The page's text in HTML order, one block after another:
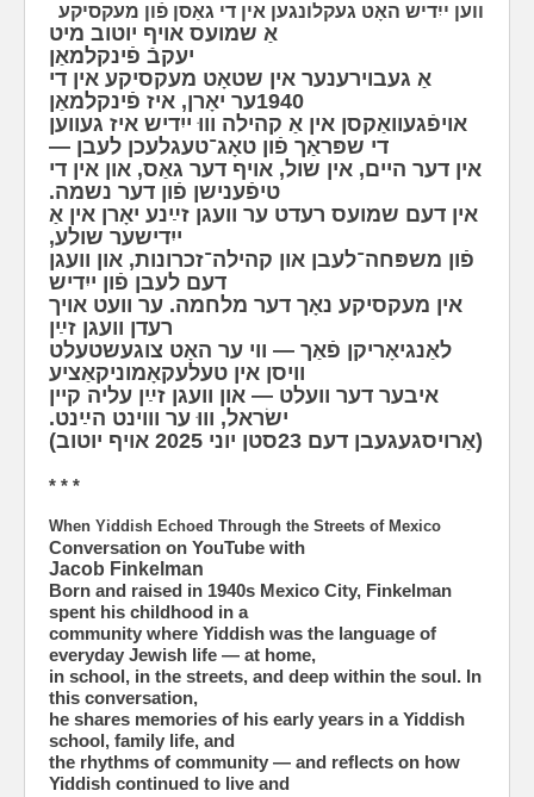
ווען ייִדיש האָט געקלונגען אין די גאַסן פֿון מעקסיקע
אַ שמועס אויף יוטוב מיט
יעקבֿ פֿינקלמאַן
אַ גע‫בוירענער אין שטאָט מעקסיקע אין די
1940ער יאָרן, איז פֿינקלמאַן
אויפֿגעוואַקסן אין אַ קהילה וווּ ייִדיש איז געווען
די שפּראַך פֿון טאָג־טעגלעכן לעבן —
אין דער היים, אין שול, אויף דער גאַס, און אין די
טיפֿענישן פֿון דער נשמה.
אין ד‫עם שמועס רעדט ער וועגן זײַנע יאָרן אין אַ
ייִדישער שולע,
פֿון משפּחה־לעבן און קהילה־זכרונות, און וועגן
דעם לעבן פֿון ייִדיש
אין מעקסיקע נאָך דער מלחמה. ער וועט אויך
רעדן וועגן זײַן
לאַנגיאָריקן פֿאַך — ווי ער האָט צוגעשטעלט
וויסן אין טעלעקאָמוניקאַציע
איבער דער וועלט — און וועגן זײַן עליה קיין
ישׂראל, וווּ ער וווינט הײַנט.
(אַרויסגעגעבן דעם 23סטן יוני 2025 אויף יוטוב)
* * *
When Yiddish Echoed Through the Streets of Mexico
Conversation on YouTube with
Jacob Finkelman
Born and raised in 1940s Mexico City, Finkelman
spent his childhood in a
community where Yiddish was the language of
everyday Jewish life — at home,
in school, in the streets, and deep within the soul. In
this conversation,
he shares memories of his early years in a Yiddish
school, family life, and
the rhythms of community — and reflects on how
Yiddish continued to live and